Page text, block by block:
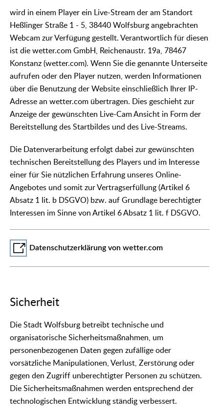
wird in einem Player ein Live-Stream der am Standort
Heßlinger Straße 1 - 5, 38440 Wolfsburg angebrachten
Webcam zur Verfügung gestellt. Verantwortlich für diesen
ist die wetter.com GmbH, Reichenaustr. 19a, 78467
Konstanz (wetter.com). Wenn Sie die genannte Unterseite
aufrufen oder den Player nutzen, werden Informationen
über die Benutzung der Website einschließlich Ihrer IP-
Adresse an wetter.com übertragen. Dies geschieht zur
Anzeige der gewünschten Live-Cam Ansicht in Form der
Bereitstellung des Startbildes und des Live-Streams.
Die Datenverarbeitung erfolgt dabei zur gewünschten
technischen Bereitstellung des Players und im Interesse
einer für Sie nützlichen Erfahrung unseres Online-
Angebotes und somit zur Vertragserfüllung (Artikel 6
Absatz 1 lit. b DSGVO) bzw. auf Grundlage berechtigter
Interessen im Sinne von Artikel 6 Absatz 1 lit. f DSGVO.
Datenschutzerklärung von wetter.com
Sicherheit
Die Stadt Wolfsburg betreibt technische und
organisatorische Sicherheitsmaßnahmen, um
personenbezogenen Daten gegen zufällige oder
vorsätzliche Manipulationen, Verlust, Zerstörung oder
gegen den Zugriff unberechtigter Personen zu schützen.
Die Sicherheitsmaßnahmen werden entsprechend der
technologischen Entwicklung ständig verbessert.